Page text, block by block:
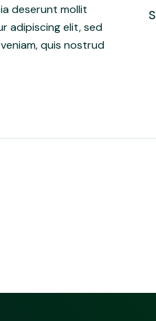
deserunt mollit
adipiscing elit, sed
quis nostrud